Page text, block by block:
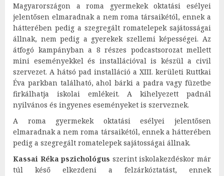
Magyarországon a roma gyermekek oktatási esélyei
jelentősen elmaradnak a nem roma társaikétól, ennek a
hátterében pedig a szegregált romatelepek sajátosságai
állnak, nem pedig a gyerekek szellemi képességei. Az
átfogó kampányban a 8 részes podcastsorozat mellett
mini eseményekkel és installációval is készül a civil
szervezet. A hátsó pad installáció a XIII. kerületi Ruttkai
Éva parkban található, ahol bárki a padra vagy füzetbe
firkálhatja iskolai emlékeit. A kihelyezett padnál
nyilvános és ingyenes eseményeket is szerveznek.
A roma gyermekek oktatási esélyei jelentősen
elmaradnak a nem roma társaikétól, ennek a hátterében
pedig a szegregált romatelepek sajátosságai állnak.
Kassai Réka pszichológus szerint iskolakezdéskor már
túl késő elkezdeni a felzárkóztatást, ennek